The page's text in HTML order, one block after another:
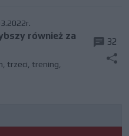
również za
trzeci trening
32